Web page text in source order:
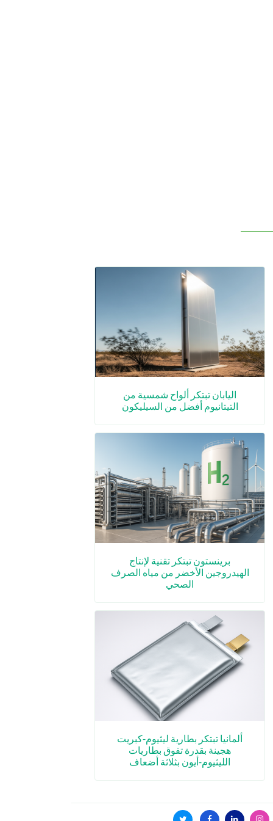
اليابان تبتكر ألواح شمسية من
التيتانيوم أفضل من السيليكون
برينستون تبتكر تقنية لإنتاج
الهيدروجين الأخضر من مياه الصرف
الصحي
ألمانيا تبتكر بطارية ليثيوم‑كبريت
هجينة بقدرة تفوق بطاريات
الليثيوم‑أيون بثلاثة أضعاف